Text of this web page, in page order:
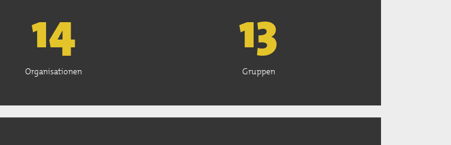
15
Organisationen
13
Gruppen